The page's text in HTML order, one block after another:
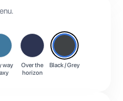
way
Over the
horizon
Black / Grey